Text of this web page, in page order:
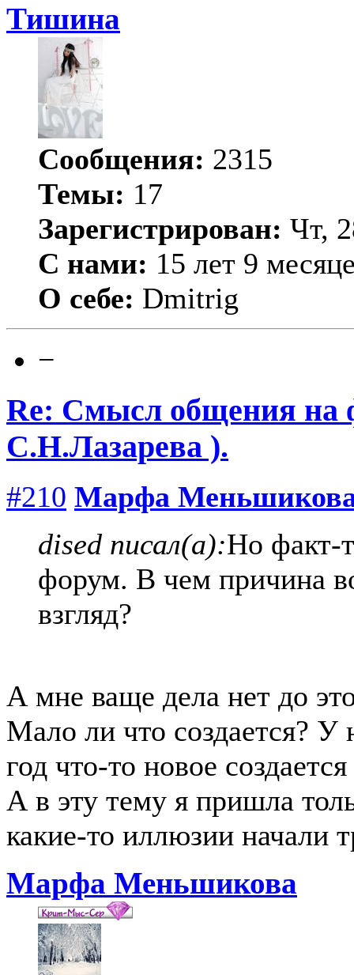
Тишина
Сообщения: 2315
Темы: 17
Зарегистрирован: Чт,
С нами: 15 лет 9
О себе: Dmitrig
−
Re: Смысл общения на
С.Н.Лазарева ).
#210 Марфа
dised писал(а):Но факт-
форум. В чем причина
взгляд?
А мне ваще дела нет до
Мало ли что создается? У
год что-то новое
А в эту тему я пришла
какие-то иллюзии начали
Марфа Меньшикова